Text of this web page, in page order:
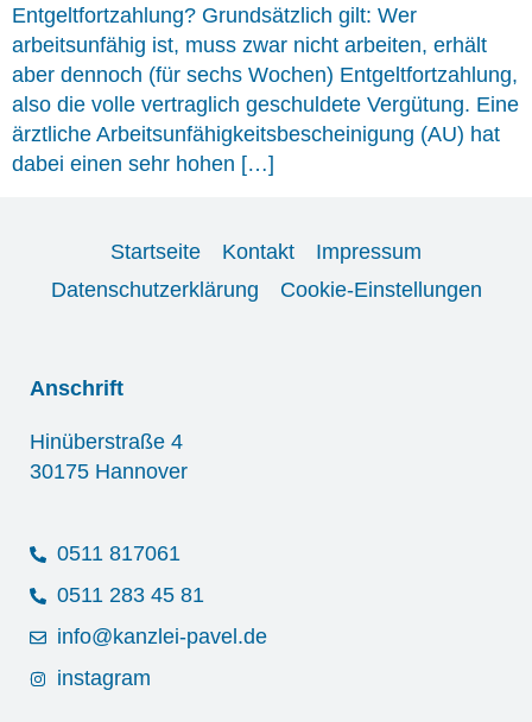
Entgeltfortzahlung? Grundsätzlich gilt: Wer
arbeitsunfähig ist, muss zwar nicht arbeiten, erhält
aber dennoch (für sechs Wochen) Entgeltfortzahlung,
also die volle vertraglich geschuldete Vergütung. Eine
ärztliche Arbeitsunfähigkeitsbescheinigung (AU) hat
dabei einen sehr hohen […]
Startseite Kontakt
Impressum
Datenschutzerklärung
Cookie-Einstellungen
Anschrift
Hinüberstraße 4
30175 Hannover
0511 817061
0511 283 45 81
info@kanzlei-pavel.de
instagram